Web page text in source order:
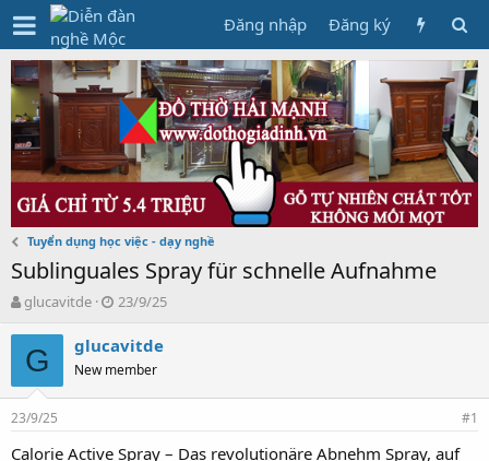
Đăng nhập Đăng ký
Tuyển dụng học việc - dạy nghề
Sublinguales Spray für schnelle Aufnahme
T
r
e
d
s
glucavitde
N
à
g
ử
23/9/25
G glucavitde
New member
23/9/25 #1
Calorie Active Spray – Das revolutionäre Abnehm Spray, auf